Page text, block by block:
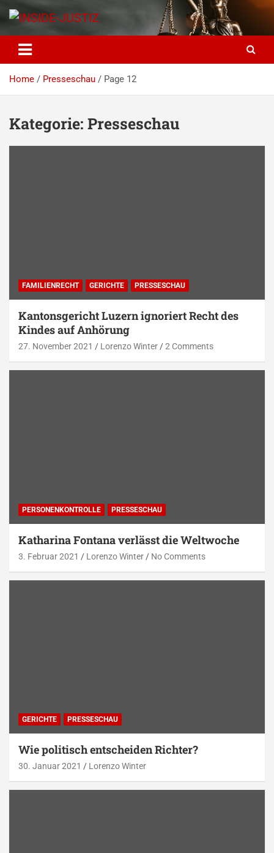
INSIDE-JUSTIZ
Investigativer Journalismus zur Dritten Gewalt
Home Presseschau Page 12
Kategorie: Presseschau
FAMILIENRECHT GERICHTE PRESSESCHAU
Kantonsgericht Luzern ignoriert Recht des
Kindes auf Anhörung
27. November 2021 Lorenzo Winter 2 Comments
PERSONENKONTROLLE PRESSESCHAU
Katharina Fontana verlässt die Weltwoche
3. Februar 2021 Lorenzo Winter No Comments
GERICHTE PRESSESCHAU
Wie politisch entscheiden Richter?
30. Januar 2021 Lorenzo Winter